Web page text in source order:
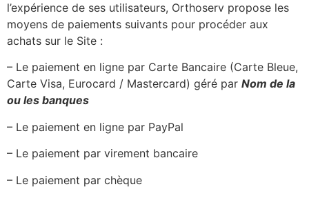
l’expérience de ses utilisateurs, Orthoserv propose les
moyens de paiements suivants pour procéder aux
achats sur le Site :
– Le paiement en ligne par Carte Bancaire (Carte Bleue,
Carte Visa, Eurocard / Mastercard) géré par Nom de la
ou les banques
– Le paiement en ligne par PayPal
– Le paiement par virement bancaire
– Le paiement par chèque